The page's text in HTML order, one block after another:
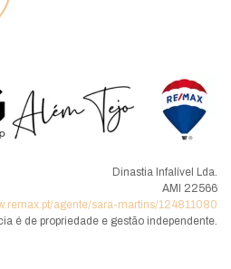
Dinastia Infalível Lda.
AMI 22566
agente/sara-martins/124811080
é de propriedade e gestão independente.